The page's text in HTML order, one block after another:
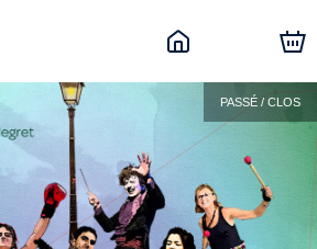
PASSÉ / CLOS